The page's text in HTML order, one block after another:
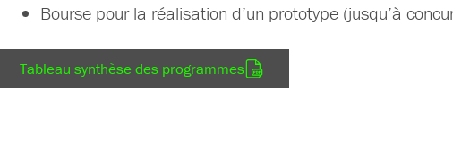
Bourse pour la réalisation d’un prototype (jusqu’à
Tableau synthèse des programmes